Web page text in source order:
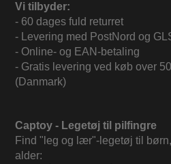
Vi tilbyder:
- 60 dages fuld returret
- Levering med PostNord og
- Online- og EAN-betaling
- Gratis levering ved køb over
(Danmark)
Captoy - Legetøj til pilfingre
Find "leg og lær"-legetøj til
alder: